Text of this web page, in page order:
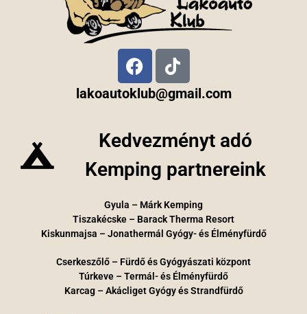
lakoautoklub@gmail.com
Kedvezményt adó
Kemping partnereink
Gyula – Márk Kemping
Tiszakécske – Barack Therma Resort
Kiskunmajsa – Jonathermál Gyógy- és Élményfürdő
Cserkeszőlő – Fürdő és Gyógyászati központ
Túrkeve – Termál- és Élményfürdő
Karcag – Akácliget Gyógy és Strandfürdő